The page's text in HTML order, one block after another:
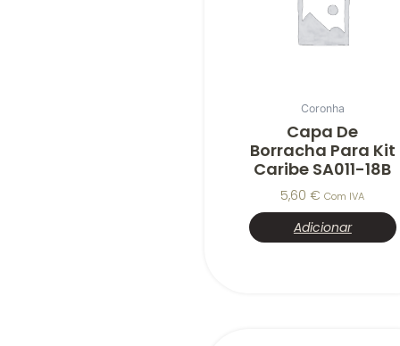
Coronha
Capa De
Borracha Para Kit
Caribe SA011-18B
5,60€ Com IVA
Adicionar